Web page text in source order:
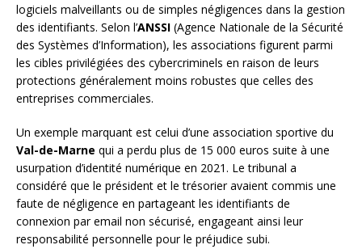
logiciels malveillants ou de simples négligences dans la gestion
des identifiants. Selon l’ANSSI (Agence Nationale de la Sécurité
des Systèmes d’Information), les associations figurent parmi
les cibles privilégiées des cybercriminels en raison de leurs
protections généralement moins robustes que celles des
entreprises commerciales.
Un exemple marquant est celui d’une association sportive du
Val-de-Marne qui a perdu plus de 15 000 euros suite à une
usurpation d’identité numérique en 2021. Le tribunal a
considéré que le président et le trésorier avaient commis une
faute de négligence en partageant les identifiants de
connexion par email non sécurisé, engageant ainsi leur
responsabilité personnelle pour le préjudice subi.